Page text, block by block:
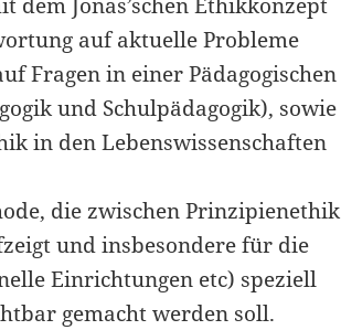
auf aktuelle Probleme
Fragen in einer Pädagogischen
und Schulpädagogik), sowie
in den Lebenswissenschaften
die zwischen Prinzipienethik
und insbesondere für die
Einrichtungen etc) speziell
gemacht werden soll.